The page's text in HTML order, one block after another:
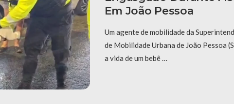
Em João Pessoa
Um agente de mobilidade da
de Mobilidade Urbana de João Pessoa
a vida de um bebê …